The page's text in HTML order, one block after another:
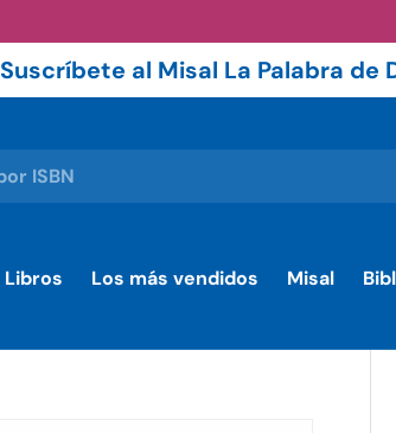
Suscríbete al Misal La Palabra de
Libros Los más vendidos Misal